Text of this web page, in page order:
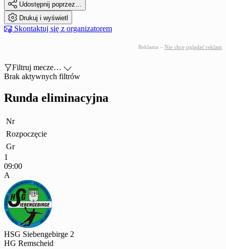
 Udostępnij poprzez…
 Drukuj i wyświetl
 Skontaktuj się z organizatorem
Reklama – Nie chcę oglądać reklam
Filtruj mecze… 
Brak aktywnych filtrów
Runda eliminacyjna
Nr
Rozpoczęcie
Gr
1
09:00
A
HSG Siebengebirge 2
HG Remscheid